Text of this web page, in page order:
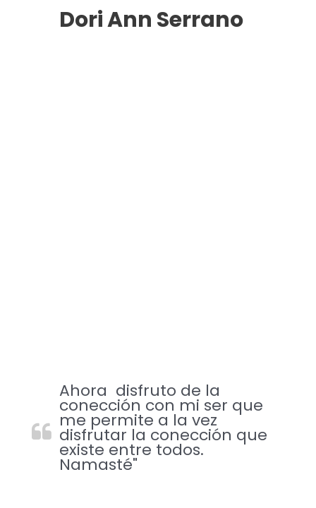
Dori Ann Serrano
Ahora disfruto de la
conección con mi ser que
me permite a la vez
disfrutar la conección que
existe entre todos.
Namasté"